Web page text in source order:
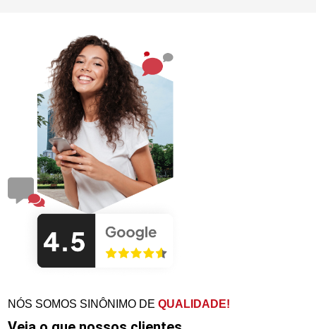
NÓS SOMOS SINÔNIMO DEQUALIDADE!